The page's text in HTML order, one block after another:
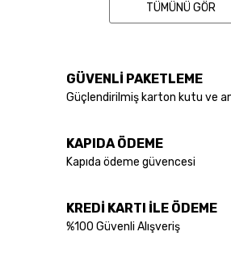
İNCELE
Herbina
Herbina Cla 100 Kapsül
TÜMÜNÜ GÖR
GÜVENLİ PAKETLEME
Güçlendirilmiş karton kutu ve
KAPIDA ÖDEME
Kapıda ödeme güvencesi
KREDİ KARTI İLE ÖDEME
%100 Güvenli Alışveriş